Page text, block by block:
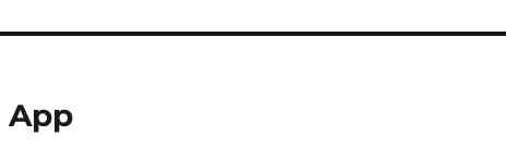
App